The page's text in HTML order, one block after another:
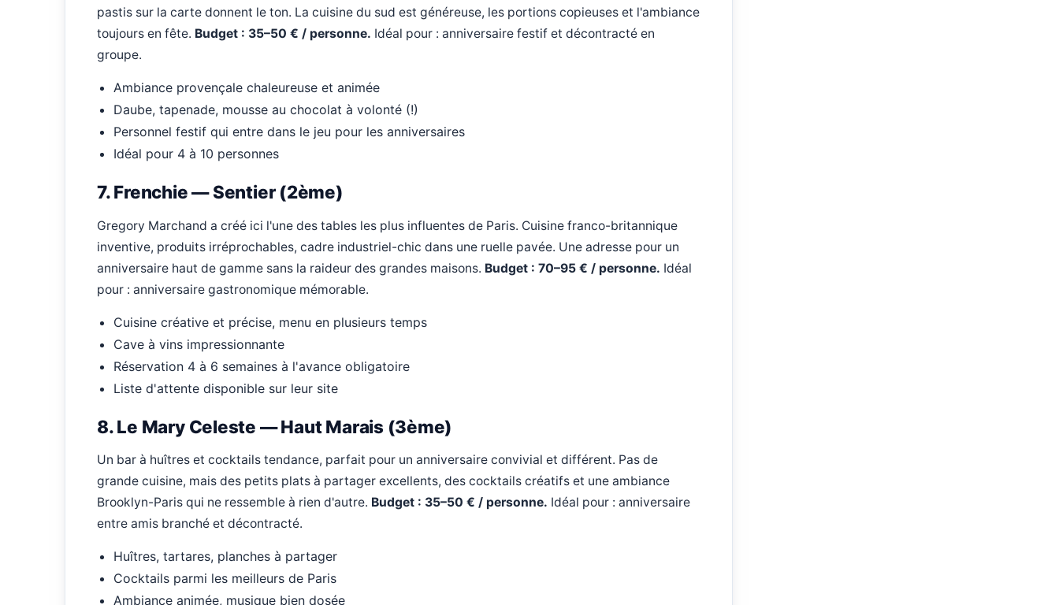
pastis sur la carte donnent le ton. La cuisine du sud est généreuse, les portions copieuses et l'ambiance
toujours en fête. Budget : 35–50 € / personne. Idéal pour : anniversaire festif et décontracté en
groupe.
Ambiance provençale chaleureuse et animée
Daube, tapenade, mousse au chocolat à volonté (!)
Personnel festif qui entre dans le jeu pour les anniversaires
Idéal pour 4 à 10 personnes
7. Frenchie — Sentier (2ème)
Gregory Marchand a créé ici l'une des tables les plus influentes de Paris. Cuisine franco-britannique
inventive, produits irréprochables, cadre industriel-chic dans une ruelle pavée. Une adresse pour un
anniversaire haut de gamme sans la raideur des grandes maisons. Budget : 70–95 € / personne. Idéal
pour : anniversaire gastronomique mémorable.
Cuisine créative et précise, menu en plusieurs temps
Cave à vins impressionnante
Réservation 4 à 6 semaines à l'avance obligatoire
Liste d'attente disponible sur leur site
8. Le Mary Celeste — Haut Marais (3ème)
Un bar à huîtres et cocktails tendance, parfait pour un anniversaire convivial et différent. Pas de
grande cuisine, mais des petits plats à partager excellents, des cocktails créatifs et une ambiance
Brooklyn-Paris qui ne ressemble à rien d'autre. Budget : 35–50 € / personne. Idéal pour : anniversaire
entre amis branché et décontracté.
Huîtres, tartares, planches à partager
Cocktails parmi les meilleurs de Paris
Ambiance animée, musique bien dosée